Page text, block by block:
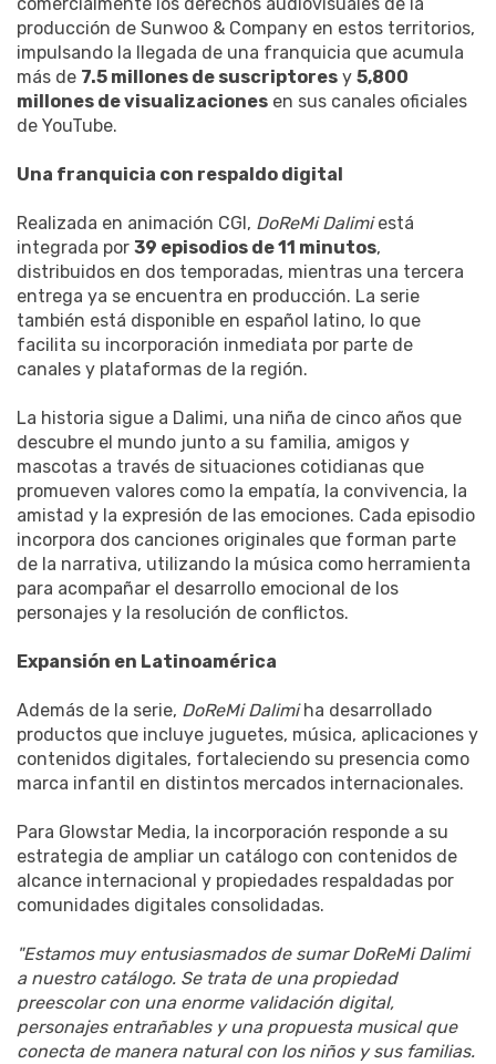
producción de Sunwoo & Company en estos territorios,
impulsando la llegada de una franquicia que acumula
más de 7.5 millones de suscriptores y 5,800
millones de visualizaciones en sus canales oficiales
de YouTube.
Una franquicia con respaldo digital
Realizada en animación CGI, DoReMi Dalimiestá
integrada por 39 episodios de 11 minutos,
distribuidos en dos temporadas, mientras una tercera
entrega ya se encuentra en producción. La serie
también está disponible en español latino, lo que
facilita su incorporación inmediata por parte de
canales y plataformas de la región.
La historia sigue a Dalimi, una niña de cinco años que
descubre el mundo junto a su familia, amigos y
mascotas a través de situaciones cotidianas que
promueven valores como la empatía, la convivencia, la
amistad y la expresión de las emociones. Cada episodio
incorpora dos canciones originales que forman parte
de la narrativa, utilizando la música como herramienta
para acompañar el desarrollo emocional de los
personajes y la resolución de conflictos.
Expansión en Latinoamérica
Además de la serie, DoReMi Dalimiha desarrollado
productos que incluye juguetes, música, aplicaciones y
contenidos digitales, fortaleciendo su presencia como
marca infantil en distintos mercados internacionales.
Para Glowstar Media, la incorporación responde a su
estrategia de ampliar un catálogo con contenidos de
alcance internacional y propiedades respaldadas por
comunidades digitales consolidadas.
"Estamos muy entusiasmados de sumar DoReMi Dalimi
a nuestro catálogo. Se trata de una propiedad
preescolar con una enorme validación digital,
personajes entrañables y una propuesta musical que
conecta de manera natural con los niños y sus familias.